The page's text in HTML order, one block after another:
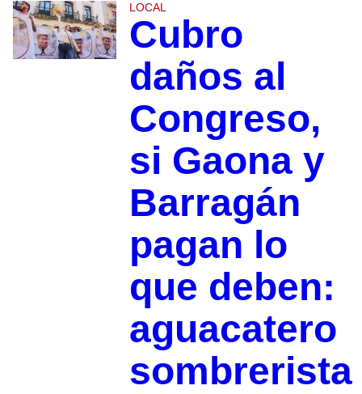
LOCAL
Cubro
daños al
Congreso,
si Gaona y
Barragán
pagan lo
que deben:
aguacatero
sombrerista